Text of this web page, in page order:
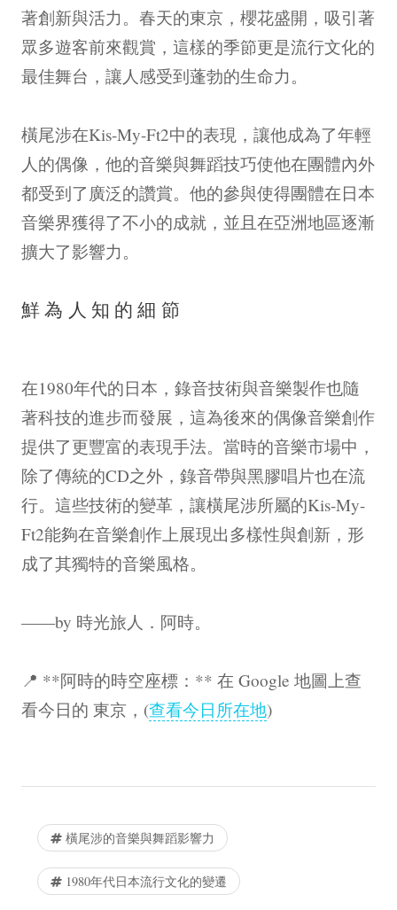
著創新與活力。春天的東京，櫻花盛開，吸引著
眾多遊客前來觀賞，這樣的季節更是流行文化的
最佳舞台，讓人感受到蓬勃的生命力。
橫尾涉在Kis-My-Ft2中的表現，讓他成為了年輕
人的偶像，他的音樂與舞蹈技巧使他在團體內外
都受到了廣泛的讚賞。他的參與使得團體在日本
音樂界獲得了不小的成就，並且在亞洲地區逐漸
擴大了影響力。
鮮為人知的細節
在1980年代的日本，錄音技術與音樂製作也隨
著科技的進步而發展，這為後來的偶像音樂創作
提供了更豐富的表現手法。當時的音樂市場中，
除了傳統的CD之外，錄音帶與黑膠唱片也在流
行。這些技術的變革，讓橫尾涉所屬的Kis-My-
Ft2能夠在音樂創作上展現出多樣性與創新，形
成了其獨特的音樂風格。
——by 時光旅人．阿時。
📍 **阿時的時空座標：** 在 Google 地圖上查
看今日的 東京，(查看今日所在地)
橫尾涉的音樂與舞蹈影響力
1980年代日本流行文化的變遷